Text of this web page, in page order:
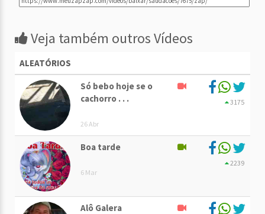
Veja também outros Vídeos
ALEATÓRIOS
Só bebo hoje se o
cachorro . . .
26 Abr
3175
Boa tarde
6 Mar
2239
Alô Galera